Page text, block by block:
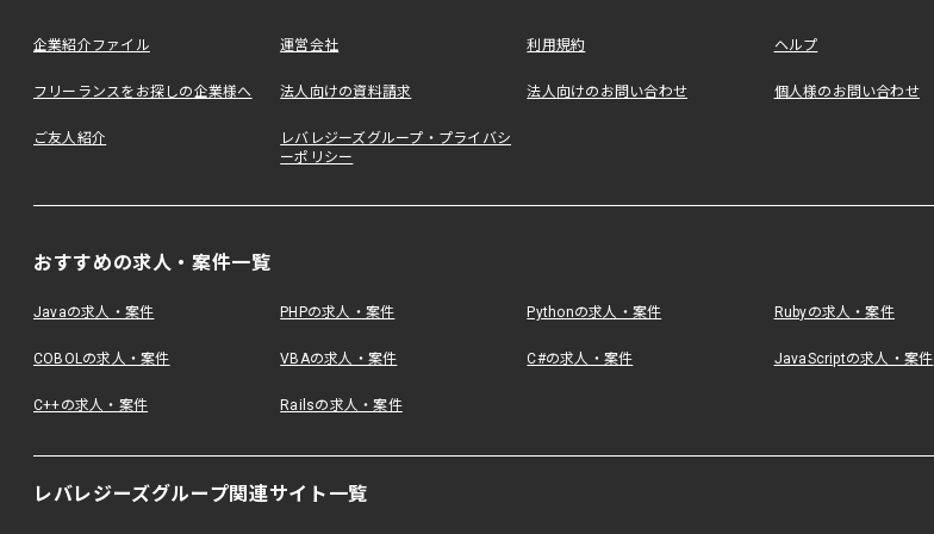
企業紹介ファイル 運営会社 利用規約 ヘルプ
フリーランスをお探しの企業様へ 法人向けの資料請求 法人向けのお問い合わせ 個人様のお問い合わせ
ご友人紹介
レバレジーズグループ・プライバシ
ーポリシー
おすすめの求人・案件一覧
Javaの求人・案件 PHPの求人・案件 Pythonの求人・案件 Rubyの求人・案件
COBOLの求人・案件 VBAの求人・案件 C#の求人・案件 JavaScriptの求人・案件
C++の求人・案件 Railsの求人・案件
レバレジーズグループ関連サイト一覧